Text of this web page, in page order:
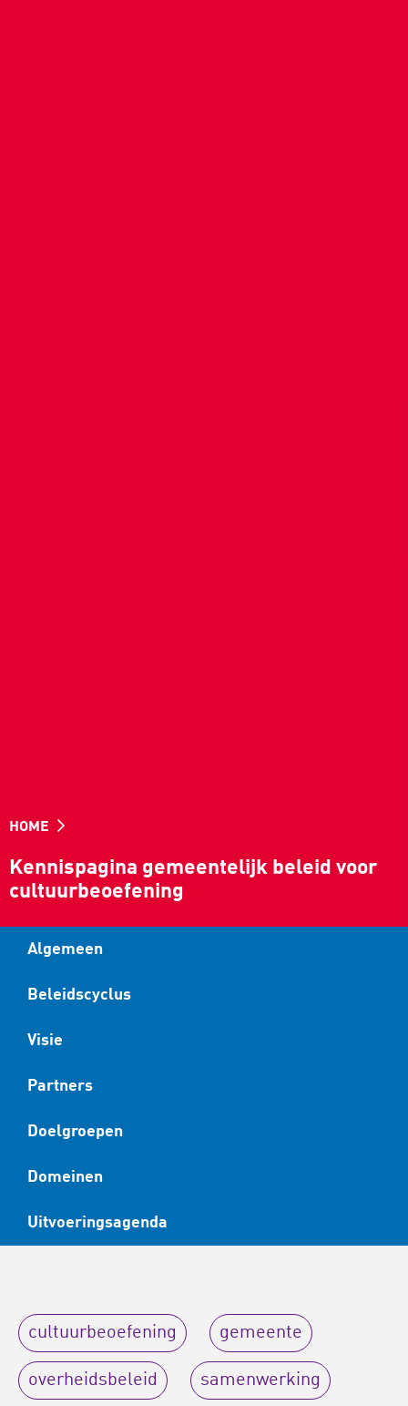
HOME
Kennispagina gemeentelijk beleid voor
cultuurbeoefening
Algemeen
Beleidscyclus
Visie
Partners
Doelgroepen
Domeinen
Uitvoeringsagenda
cultuurbeoefening gemeente
overheidsbeleid samenwerking